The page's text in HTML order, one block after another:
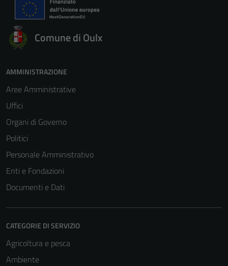
Comune di Oulx
AMMINISTRAZIONE
Aree Amministrative
Uffici
Organi di Governo
Politici
Personale Amministrativo
Enti e Fondazioni
Documenti e Dati
CATEGORIE DI SERVIZIO
Agricoltura e pesca
Ambiente